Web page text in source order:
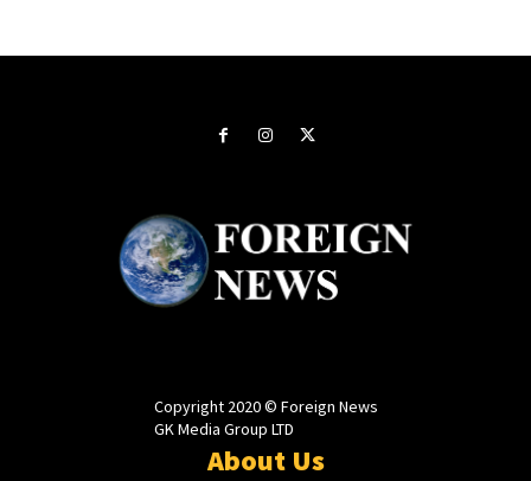
Copyright 2020 © Foreign News
GK Media Group LTD
About Us